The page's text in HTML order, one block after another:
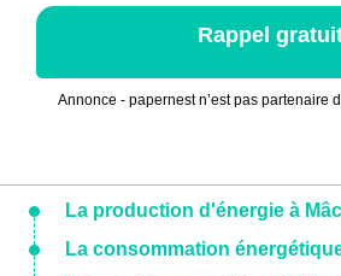
Rappel
Annonce - papernest n’est pas partenaire
La production d'énergie à
La consommation